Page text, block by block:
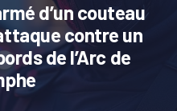
d’un couteau
contre un
de l’Arc de